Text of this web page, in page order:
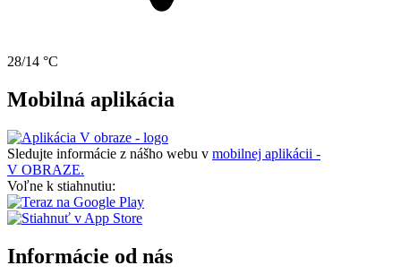
28/14 °C
Mobilná aplikácia
Sledujte informácie z nášho webu v mobilnej aplikácii -
V OBRAZE.
Voľne k stiahnutiu:
Informácie od nás